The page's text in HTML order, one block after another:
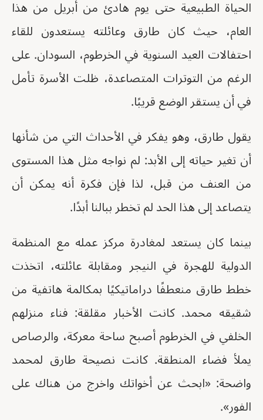
الحياة الطبيعية حتى يوم هادئ من أبريل من هذا
العام، حيث كان طارق وعائلته يستعدون للقاء
احتفالات العيد السنوية في الخرطوم، السودان. على
الرغم من التوترات المتصاعدة، ظلت الأسرة تأمل
في أن يستقر الوضع قريبًا.
يقول طارق، وهو يفكر في الأحداث التي من شأنها
أن تغير حياته إلى الأبد: لم نواجه مثل هذا المستوى
من العنف من قبل، لذا فإن فكرة أنه يمكن أن
يتصاعد إلى هذا الحد لم تخطر ببالنا أبدًا.
بينما كان يستعد لمغادرة مركز عمله مع المنظمة
الدولية للهجرة في النيجر ومقابلة عائلته، اتخذت
خطط طارق منعطفًا دراماتيكيًا بمكالمة هاتفية من
شقيقه محمد. كانت الأخبار مقلقة: فناء منزلهم
الخلفي في الخرطوم أصبح ساحة معركة، والرصاص
يملأ فضاء المنطقة. كانت نصيحة طارق لمحمد
واضحة: «ابحث عن أخواتك واخرج من هناك على
الفور».